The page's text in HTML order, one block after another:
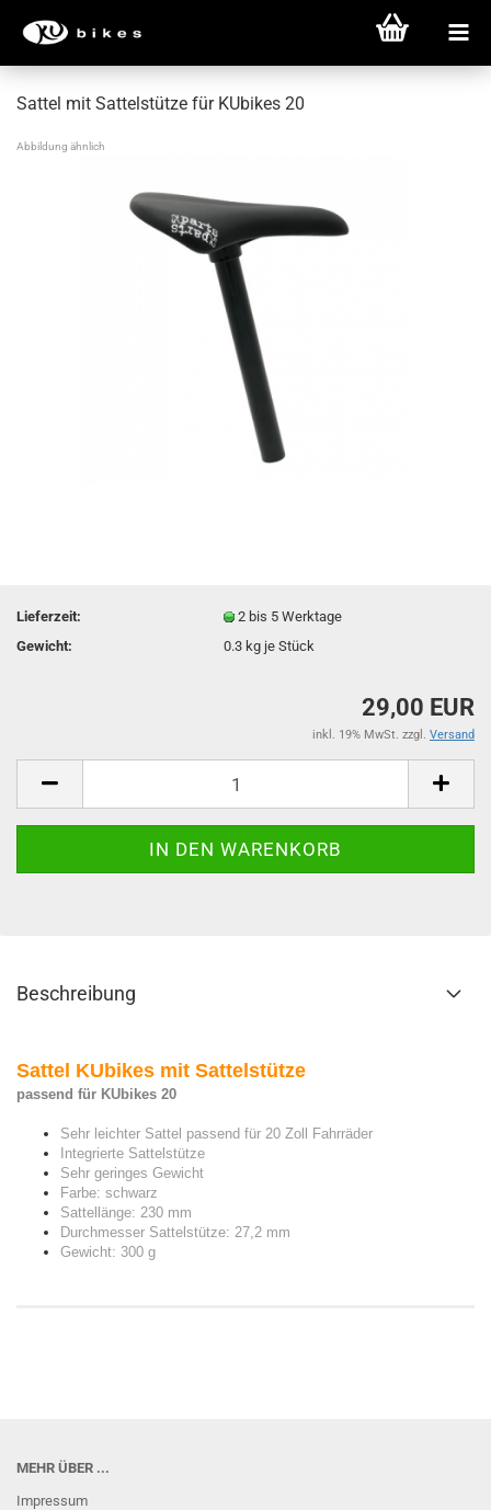
Sattel mit Sattelstütze für KUbikes 20
Abbildung ähnlich
Lieferzeit:
2 bis 5 Werktage
Gewicht:
0.3 kg je Stück
29,00 EUR
inkl. 19% MwSt. zzgl. Versand
Beschreibung
Sattel KUbikes mit Sattelstütze
passend für KUbikes 20
Sehr leichter Sattel passend für 20 Zoll Fahrräder
Integrierte Sattelstütze
Sehr geringes Gewicht
Farbe: schwarz
Sattellänge: 230 mm
Durchmesser Sattelstütze: 27,2 mm
Gewicht: 300 g
MEHR ÜBER ...
Impressum